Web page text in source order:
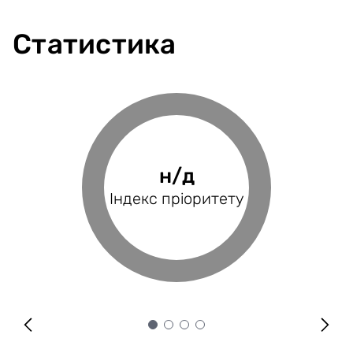
Статистика
н/д
Індекс пріоритету
100%
Фінансове
покриття
н/д
Індекс BRP
н/д
Оцінка проєкту